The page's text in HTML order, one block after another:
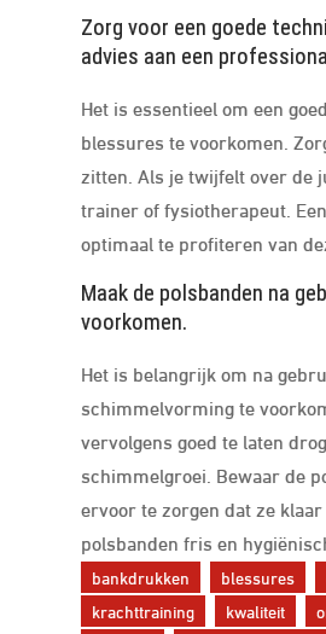
Zorg voor een goede
advies aan een
Het is essentieel om een
blessures te voorkomen.
zitten. Als je twijfelt over de
trainer of fysiotherapeut.
optimaal te profiteren van
Maak de polsbanden na
voorkomen.
Het is belangrijk om na
schimmelvorming te
vervolgens goed te laten
schimmelgroei. Bewaar de
ervoor te zorgen dat ze
polsbanden fris en
bankdrukken blessures
krachttraining
kwaliteit